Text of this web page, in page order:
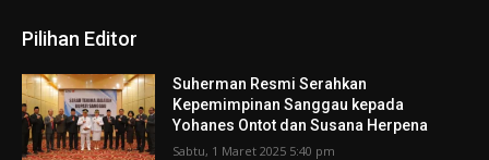
Pilihan Editor
Suherman Resmi Serahkan
Kepemimpinan Sanggau kepada
Yohanes Ontot dan Susana Herpena
Sabtu, 1 Maret 2025 5:40 pm